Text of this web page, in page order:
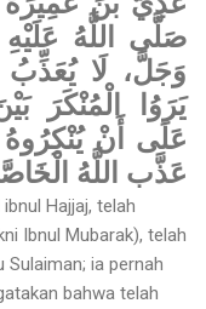
صَلَّى اللَّهُ
وَجَلَّ، لَا يُعَذِّبُ
يَرَوُا الْمُنْكَرَ
عَلَى أَنْ يُنْكِرُوهُ
عَذَّب اللَّهُ
Hajjaj, telah
Ibnul Mubarak), telah
ia pernah
bahwa telah